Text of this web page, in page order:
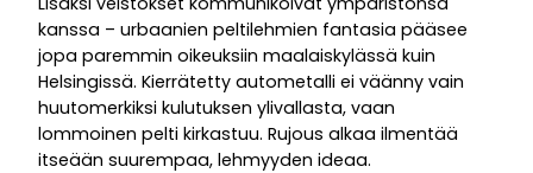
kanssa – urbaanien peltilehmien fantasia pääsee
jopa paremmin oikeuksiin maalaiskylässä kuin
Helsingissä. Kierrätetty autometalli ei väänny vain
huutomerkiksi kulutuksen ylivallasta, vaan
lommoinen pelti kirkastuu. Rujous alkaa ilmentää
itseään suurempaa, lehmyyden ideaa.